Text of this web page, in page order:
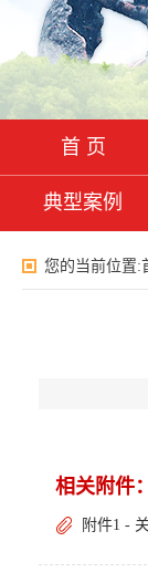
首 页
典型案例
您的当前位置:
相关附件：
附件1 -